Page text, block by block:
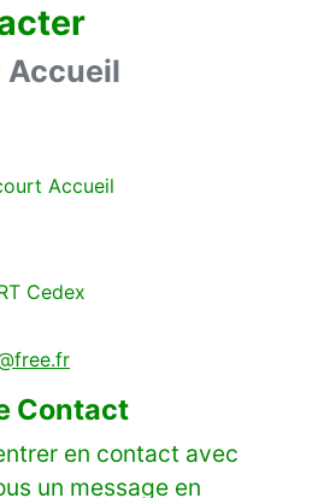
Accueil
Accueil
Cedex
Contact
en contact avec
un message en